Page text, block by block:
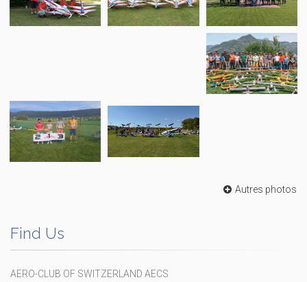
Autres photos
Find Us
AERO-CLUB OF SWITZERLAND AECS